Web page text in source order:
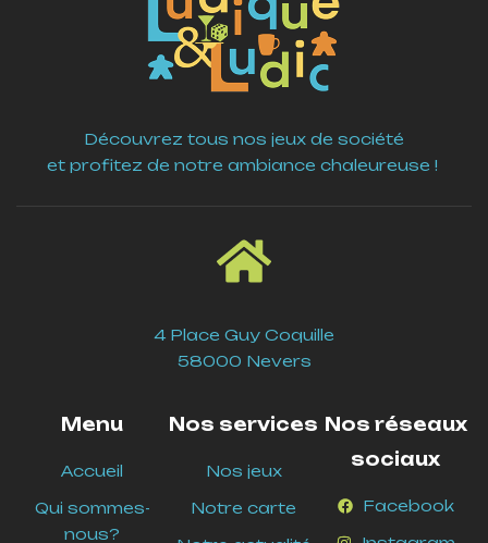
Découvrez tous nos jeux de société
et profitez de notre ambiance chaleureuse !
4 Place Guy Coquille
58000 Nevers
Menu
Accueil
Qui sommes-
nous?
Nos services
Nos jeux
Notre carte
Nos réseaux
sociaux
Facebook